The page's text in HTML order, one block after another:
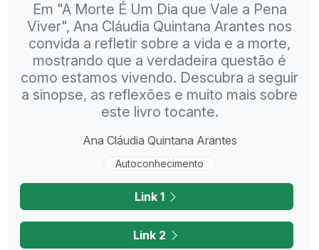
Em "A Morte É Um Dia que Vale a Pena
Viver", Ana Cláudia Quintana Arantes nos
convida a refletir sobre a vida e a morte,
mostrando que a verdadeira questão é
como estamos vivendo. Descubra a seguir
a sinopse, as reflexões e muito mais sobre
este livro tocante.
Ana Cláudia Quintana Arantes
Autoconhecimento
Link 1
Link 2